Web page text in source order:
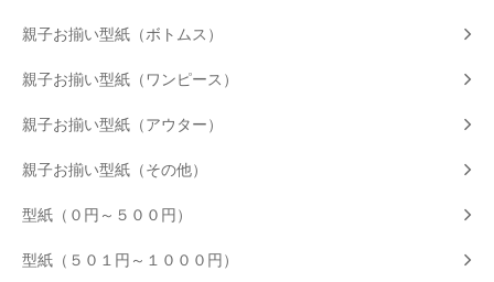
親子お揃い型紙（ボトムス）
親子お揃い型紙（ワンピース）
親子お揃い型紙（アウター）
親子お揃い型紙（その他）
型紙（０円～５００円）
型紙（５０１円～１０００円）